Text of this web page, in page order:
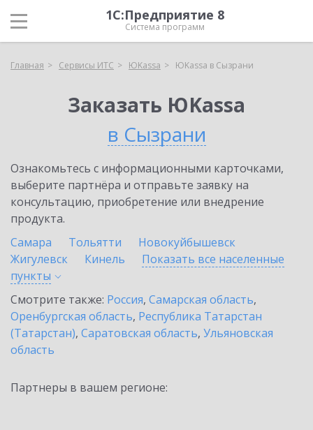
1С:Предприятие 8
Система программ
Главная Сервисы ИТС ЮKassa ЮKassa в Сызрани
Заказать ЮKassa
в Сызрани
Ознакомьтесь с информационными карточками,
выберите партнёра и отправьте заявку на
консультацию, приобретение или внедрение
продукта.
Самара
Тольятти
Новокуйбышевск
Жигулевск
Кинель
Показать все населенные
пункты
Смотрите также: Россия, Самарская область,
Оренбургская область, Республика Татарстан
(Татарстан), Саратовская область, Ульяновская
область
Партнеры в вашем регионе: